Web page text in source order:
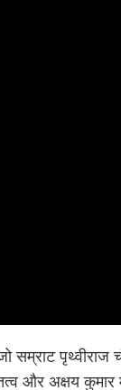
सम्राट
और अक्षय